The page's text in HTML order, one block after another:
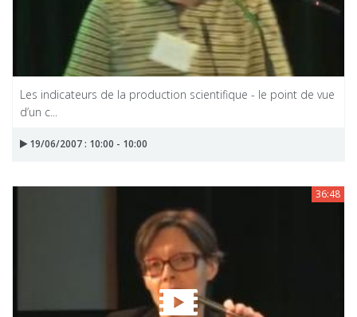
Les indicateurs de la production scientifique - le point de vue
d’un c...
19/06/2007 : 10:00 - 10:00
36:48